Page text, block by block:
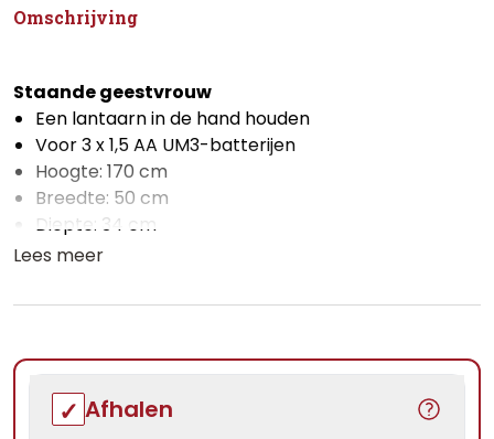
Omschrijving
Staande geestvrouw
Een lantaarn in de hand houden
Voor 3 x 1,5 AA UM3-batterijen
Hoogte: 170 cm
Breedte: 50 cm
Diepte: 34 cm
Lees meer
Afhalen